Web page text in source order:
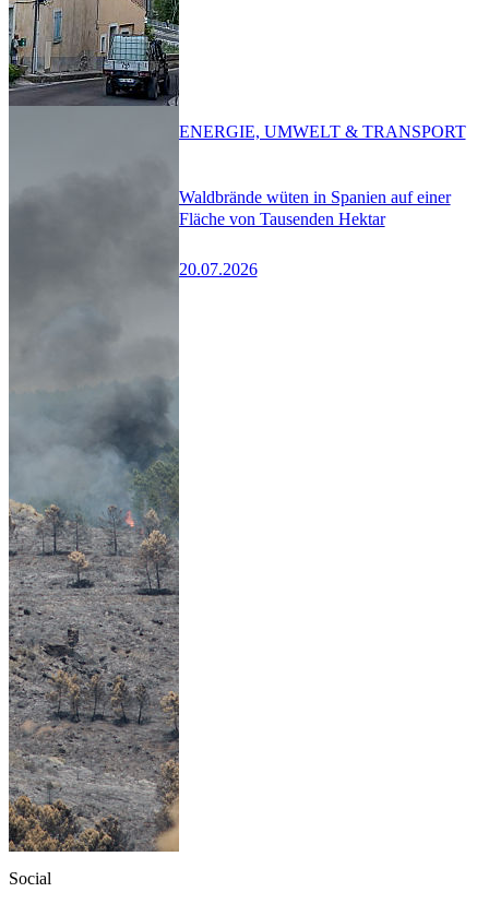
Waldbrände wüten in Spanien auf einer
Fläche von Tausenden Hektar
20.07.2026
ENERGIE, UMWELT & TRANSPORT
Social